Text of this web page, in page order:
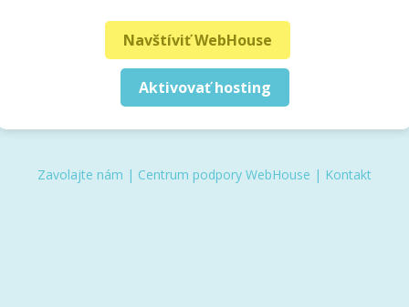
Navštíviť WebHouse
Aktivovať hosting
Zavolajte nám | Centrum podpory WebHouse | Kontakt